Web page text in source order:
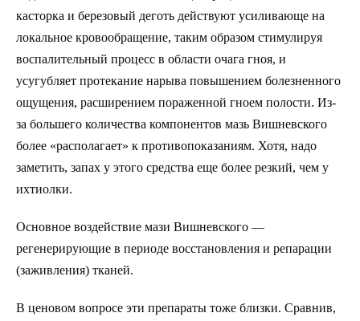
касторка и березовый деготь действуют усиливающе на
локальное кровообращение, таким образом стимулируя
воспалительный процесс в области очага гноя, и
усугубляет протекание нарыва повышением болезненного
ощущения, расширением пораженной гноем полости. Из-
за большего количества компонентов мазь Вишневского
более «располагает» к противопоказаниям. Хотя, надо
заметить, запах у этого средства еще более резкий, чем у
ихтиолки.
Основное воздействие мази Вишневского —
регенерирующие в периоде восстановления и репарации
(заживления) тканей.
В ценовом вопросе эти препараты тоже близки. Сравнив,